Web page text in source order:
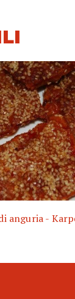
anguria -